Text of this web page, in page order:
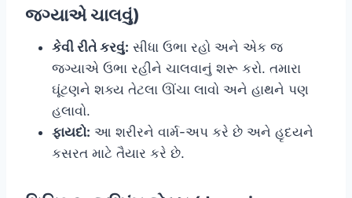
જગ્યાએ ચાલવું)
કેવી રીતે કરવું: સીધા ઉભા રહો અને એક જ
જગ્યાએ ઉભા રહીને ચાલવાનું શરૂ કરો. તમારા
ઘૂંટણને શક્ય તેટલા ઊંચા લાવો અને હાથને પણ
હલાવો.
ફાયદો: આ શરીરને વાર્મ-અપ કરે છે અને હૃદયને
કસરત માટે તૈયાર કરે છે.